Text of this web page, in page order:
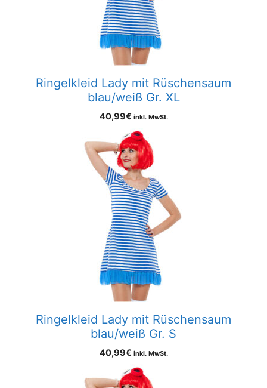
Ringelkleid Lady mit Rüschensaum
blau/weiß Gr. XL
40,99€ inkl. MwSt.
Ringelkleid Lady mit Rüschensaum
blau/weiß Gr. S
40,99€ inkl. MwSt.